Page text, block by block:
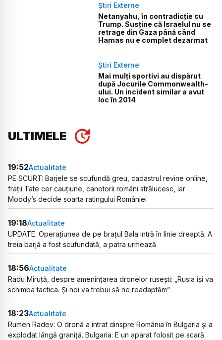
Știri Externe
Netanyahu, în contradicție cu
Trump. Susține că Israelul nu se
retrage din Gaza până când
Hamas nu e complet dezarmat
Știri Externe
Mai mulți sportivi au dispărut
după Jocurile Commonwealth-
ului. Un incident similar a avut
loc în 2014
ULTIMELE
19:52Actualitate
PE SCURT: Barjele se scufundă greu, cadastrul revine online,
frații Tate cer cauțiune, canotorii români strălucesc, iar
Moody’s decide soarta ratingului României
19:18Actualitate
UPDATE. Operațiunea de pe brațul Bala intră în linie dreaptă. A
treia barjă a fost scufundată, a patra urmează
18:56Actualitate
Radu Miruță, despre amenințarea dronelor rusești: „Rusia își va
schimba tactica. Și noi va trebui să ne readaptăm”
18:23Actualitate
Rumen Radev: O dronă a intrat dinspre România în Bulgaria și a
explodat lângă graniță. Bulgaria: E un aparat folosit pe scară